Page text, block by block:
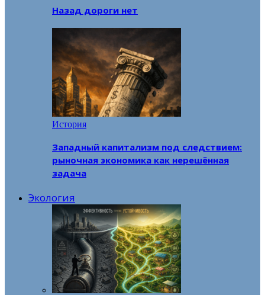
Назад дороги нет
История
Западный капитализм под следствием:
рыночная экономика как нерешённая
задача
Экология